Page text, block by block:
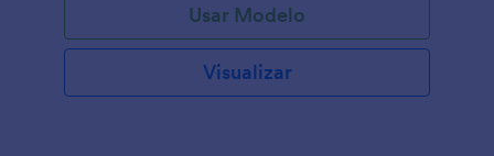
Usar Modelo
Visualizar